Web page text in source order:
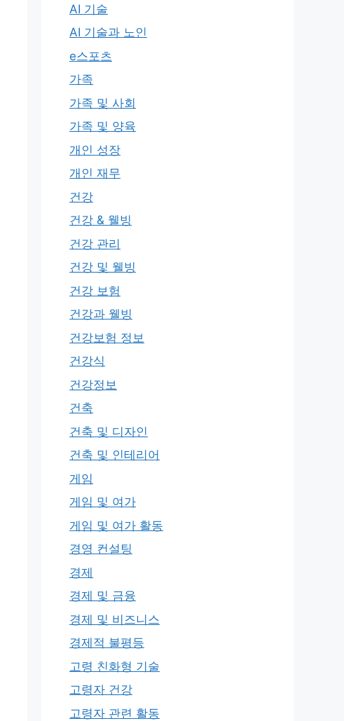
AI 기술
AI 기술과 노인
e스포츠
가족
가족 및 사회
가족 및 양육
개인 성장
개인 재무
건강
건강 & 웰빙
건강 관리
건강 및 웰빙
건강 보험
건강과 웰빙
건강보험 정보
건강식
건강정보
건축
건축 및 디자인
건축 및 인테리어
게임
게임 및 여가
게임 및 여가 활동
경영 컨설팅
경제
경제 및 금융
경제 및 비즈니스
경제적 불평등
고령 친화형 기술
고령자 건강
고령자 관련 활동